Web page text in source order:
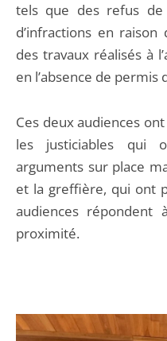
tels que des refus
d’infractions en raison
des travaux réalisés à
en l’absence de permis
Ces deux audiences
les justiciables qui
arguments sur place
et la greffière, qui ont
audiences répondent
proximité.